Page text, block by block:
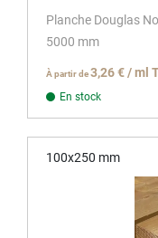
Planche Douglas
5000 mm
À partir de3,26 € / ml
En stock
100x250 mm